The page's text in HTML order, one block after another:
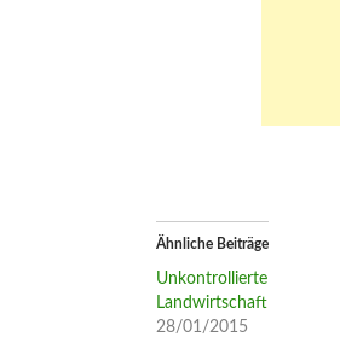
Ähnliche Beiträge
Unkontrollierte
Landwirtschaft
28/01/2015